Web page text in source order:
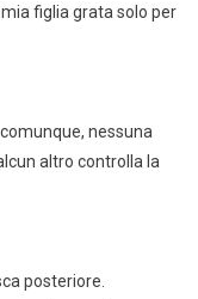
mia figlia grata solo per
nessuna
altro controlla la
posteriore.